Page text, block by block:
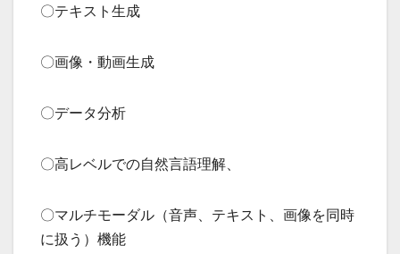
〇テキスト生成
〇画像・動画生成
〇データ分析
〇高レベルでの自然言語理解、
〇マルチモーダル（音声、テキスト、画像を同時
に扱う）機能